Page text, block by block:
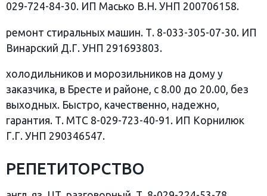
029-724-84-30. ИП Масько В.Н. УНП 200706158.
ремонт стиральных машин. Т. 8-033-305-07-30. ИП
Винарский Д.Г. УНП 291693803.
холодильников и морозильников на дому у
заказчика, в Бресте и районе, с 8.00 до 20.00, без
выходных. Быстро, качественно, надежно,
гарантия. Т. МТС 8-029-723-40-91. ИП Корнилюк
Г.Г. УНП 290346547.
РЕПЕТИТОРСТВО